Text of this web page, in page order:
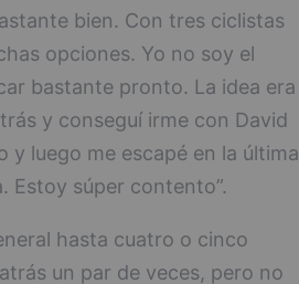
bien. Con tres ciclistas
opciones. Yo no soy el
bastante pronto. La idea era
y conseguí irme con David
y luego me escapé en la última
Estoy súper contento”.
hasta cuatro o cinco
un par de veces, pero no